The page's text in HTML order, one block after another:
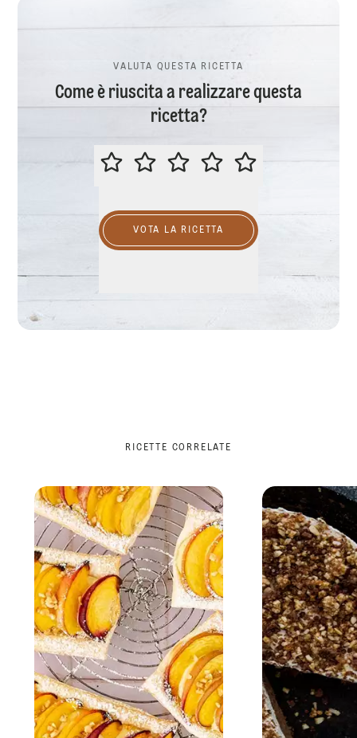
VALUTA QUESTA RICETTA
Come è riuscita a realizzare questa
ricetta?
VALUTA QUESTA RICETTA
VOTA LA RICETTA
RICETTE CORRELATE